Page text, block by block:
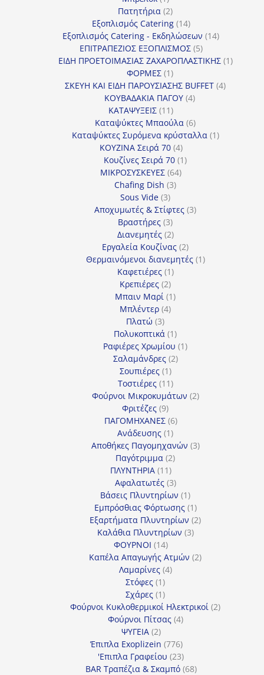
προϊόν
Πατητήρια 22
προϊόντα
Εξοπλισμός Catering 1414
προϊόντα
Εξοπλισμός Catering - Εκδηλώσεων 1414
ΕΠΙΤΡΑΠΕΖΙΟΣ ΕΞΟΠΛΙΣΜΟΣ 55
προϊόντα
ΕΙΔΗ ΠΡΟΕΤΟΙΜΑΣΙΑΣ ΖΑΧΑΡΟΠΛΑΣΤΙΚΗΣ 11
ΦΟΡΜΕΣ 11
προϊόν
ΣΚΕΥΗ ΚΑΙ ΕΙΔΗ ΠΑΡΟΥΣΙΑΣΗΣ BUFFET 44
ΚΟΥΒΑΔΑΚΙΑ ΠΑΓΟΥ 44
ΚΑΤΑΨΥΞΕΙΣ 1111
προϊόντα
Καταψύκτες Μπαούλα 66
προϊόντα
Καταψύκτες Συρόμενα κρύσταλλα 11
ΚΟΥΖΙΝΑ Σειρά 70 44
προϊόντα
Κουζίνες Σειρά 70 11
ΜΙΚΡΟΣΥΣΚΕΥΕΣ 6464
Chafing Dish 33
Sous Vide 33
προϊόντα
Αποχυμωτές & Στίφτες 33
Βραστήρες 33
προϊόντα
Διανεμητές 22
προϊόντα
Εργαλεία Κουζίνας 22
προϊόντα
Θερμαινόμενοι διανεμητές 11
Καφετιέρες 11
προϊόν
Κρεπιέρες 22
προϊόντα
Μπαιν Μαρί 11
Μπλέντερ 44
Πλατώ 33
προϊόντα
Πολυκοπτικά 11
προϊόν
Ραφιέρες Χρωμίου 11
Σαλαμάνδρες 22
Σουπιέρες 11
προϊόν
Τοστιέρες 1111
προϊόντα
Φούρνοι Μικροκυμάτων 22
Φριτέζες 99
προϊόντα
ΠΑΓΟΜΗΧΑΝΕΣ 66
Ανάδευσης 11
προϊόν
Αποθήκες Παγομηχανών 33
Παγότριμμα 22
ΠΛΥΝΤΗΡΙΑ 1111
προϊόντα
Αφαλατωτές 33
προϊόντα
Βάσεις Πλυντηρίων 11
προϊόν
Εμπρόσθιας Φόρτωσης 11
προϊόν
Εξαρτήματα Πλυντηρίων 22
Καλάθια Πλυντηρίων 33
ΦΟΥΡΝΟΙ 1414
προϊόντα
Καπέλα Απαγωγής Ατμών 22
Λαμαρίνες 44
Στόφες 11
προϊόν
Σχάρες 11
προϊόν
Φούρνοι Κυκλοθερμικοί Ηλεκτρικοί 22
Φούρνοι Πίτσας 44
ΨΥΓΕΙΑ 22
προϊόντα
Έπιπλα Exoplizein 776776
προϊόντα
'Επιπλα Γραφείου 2323
προϊόντα
BAR Τραπέζια & Σκαμπό 6868